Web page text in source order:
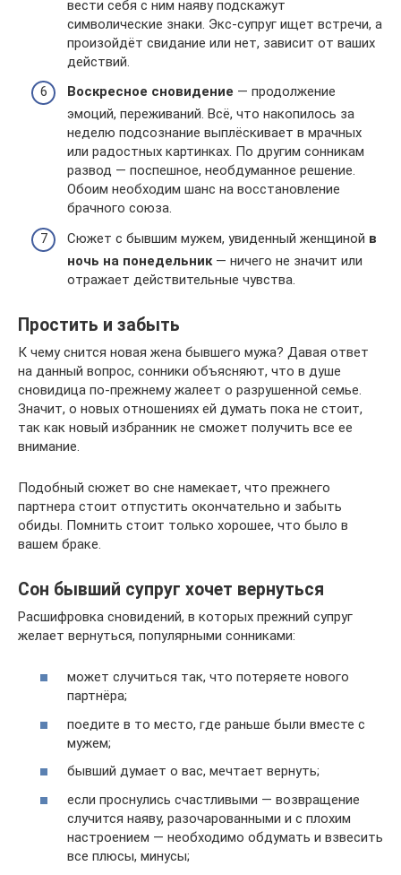
вести себя с ним наяву подскажут
символические знаки. Экс-супруг ищет встречи, а
произойдёт свидание или нет, зависит от ваших
действий.
Воскресное сновидение — продолжение
эмоций, переживаний. Всё, что накопилось за
неделю подсознание выплёскивает в мрачных
или радостных картинках. По другим сонникам
развод — поспешное, необдуманное решение.
Обоим необходим шанс на восстановление
брачного союза.
Сюжет с бывшим мужем, увиденный женщиной в
ночь на понедельник — ничего не значит или
отражает действительные чувства.
Простить и забыть
К чему снится новая жена бывшего мужа? Давая ответ
на данный вопрос, сонники объясняют, что в душе
сновидица по-прежнему жалеет о разрушенной семье.
Значит, о новых отношениях ей думать пока не стоит,
так как новый избранник не сможет получить все ее
внимание.
Подобный сюжет во сне намекает, что прежнего
партнера стоит отпустить окончательно и забыть
обиды. Помнить стоит только хорошее, что было в
вашем браке.
Сон бывший супруг хочет вернуться
Расшифровка сновидений, в которых прежний супруг
желает вернуться, популярными сонниками:
может случиться так, что потеряете нового
партнёра;
поедите в то место, где раньше были вместе с
мужем;
бывший думает о вас, мечтает вернуть;
если проснулись счастливыми — возвращение
случится наяву, разочарованными и с плохим
настроением — необходимо обдумать и взвесить
все плюсы, минусы;